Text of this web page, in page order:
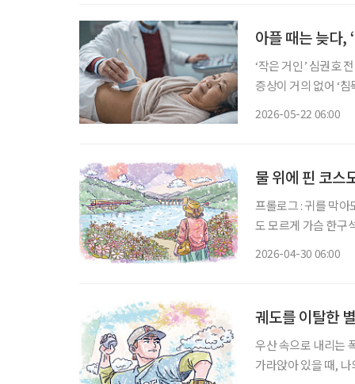
아플 때는 늦다,
‘작은 거인’ 심권호
증상이 거의 없어 ‘
2026-05-22 06:00
물 위에 핀 코스
프롤로그 : 귀를 막아도 들리는 소리 지금도 가끔 텔
도 모르게 가슴 한구
2026-04-30 06:00
궤도를 이탈한
우산 속으로 내리는 폭포, 침묵하는 신
가라앉아 있을 때,